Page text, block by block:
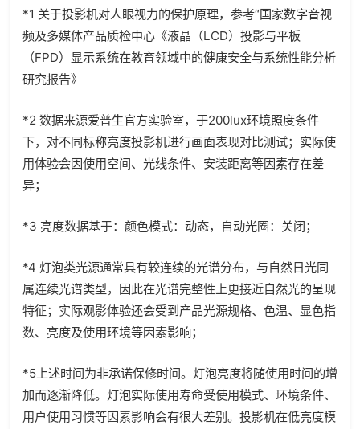
*1 关于投影机对人眼视力的保护原理，参考“国家数字音视
频及多媒体产品质检中心《液晶（LCD）投影与平板
（FPD）显示系统在教育领域中的健康安全与系统性能分析
研究报告》
*2 数据来源爱普生官方实验室，于200lux环境照度条件
下，对不同标称亮度投影机进行画面表现对比测试；实际使
用体验会因使用空间、光线条件、安装距离等因素存在差
异；
*3 亮度数据基于：颜色模式：动态，自动光圈：关闭；
*4 灯泡类光源通常具有较连续的光谱分布，与自然日光同
属连续光谱类型，因此在光谱完整性上更接近自然光的呈现
特征；实际观影体验还会受到产品光源规格、色温、显色指
数、亮度及使用环境等因素影响；
*5上述时间为非承诺保修时间。灯泡亮度将随使用时间的增
加而逐渐降低。灯泡实际使用寿命受使用模式、环境条件、
用户使用习惯等因素影响会有很大差别。投影机在低亮度模